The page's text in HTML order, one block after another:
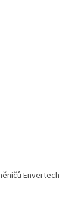
Envertech